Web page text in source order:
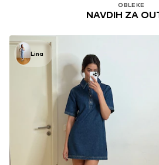
OBLEKE
NAVDIH ZA
Lina